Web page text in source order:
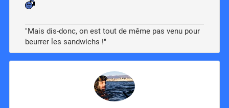
"Mais dis-donc, on est tout de même pas venu pour
beurrer les sandwichs !"